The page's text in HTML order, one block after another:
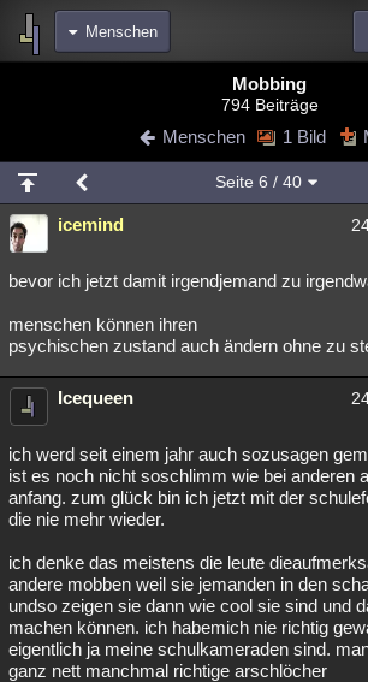
Menschen
Blogs Videos
Chat Wiki Neuigkeiten
meine Rubriken
Menschen
Spiritualität Verschwörungen Technologie
Natur Umfragen
weitere Rubriken
Philosophie
Astronomie Helpdesk
Musik Clash Verbesserungen
Übersichten
Besucht Teilgenommen Alle Neue
Lesenswert Schlüsselwörter
Mobbing
794 Beiträge
Menschen 1 Bild
Seite 6 / 40
icemind
bevor ich jetzt damit irgendjemand zu
menschen können ihren
psychischen zustand auch ändern ohne zu
Icequeen
ich werd seit einem jahr auch sozusagen
ist es noch nicht soschlimm wie bei anderen
anfang. zum glück bin ich jetzt mit der
die nie mehr wieder.
ich denke das meistens die leute
andere mobben weil sie jemanden in den
undso zeigen sie dann wie cool sie sind und
machen können. ich habemich nie richtig
eigentlich ja meine schulkameraden sind.
ganz nett manchmal richtige arschlöcher